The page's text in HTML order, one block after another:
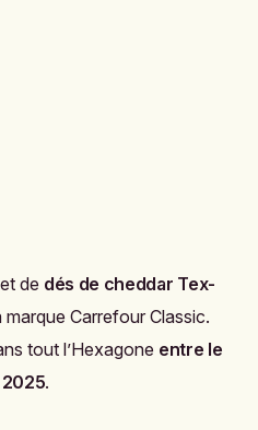
de dés de cheddar Tex-
marqueCarrefour Classic.
tout l’Hexagone entre le
.